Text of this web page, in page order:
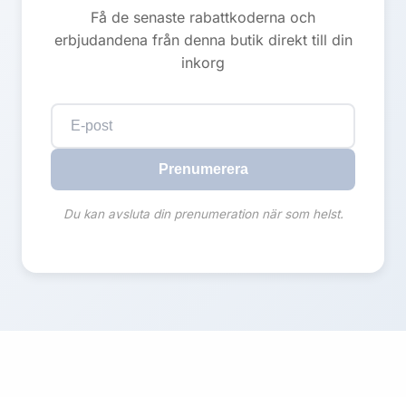
Få de senaste rabattkoderna och
erbjudandena från denna butik direkt till din
inkorg
Prenumerera
Du kan avsluta din prenumeration när som helst.